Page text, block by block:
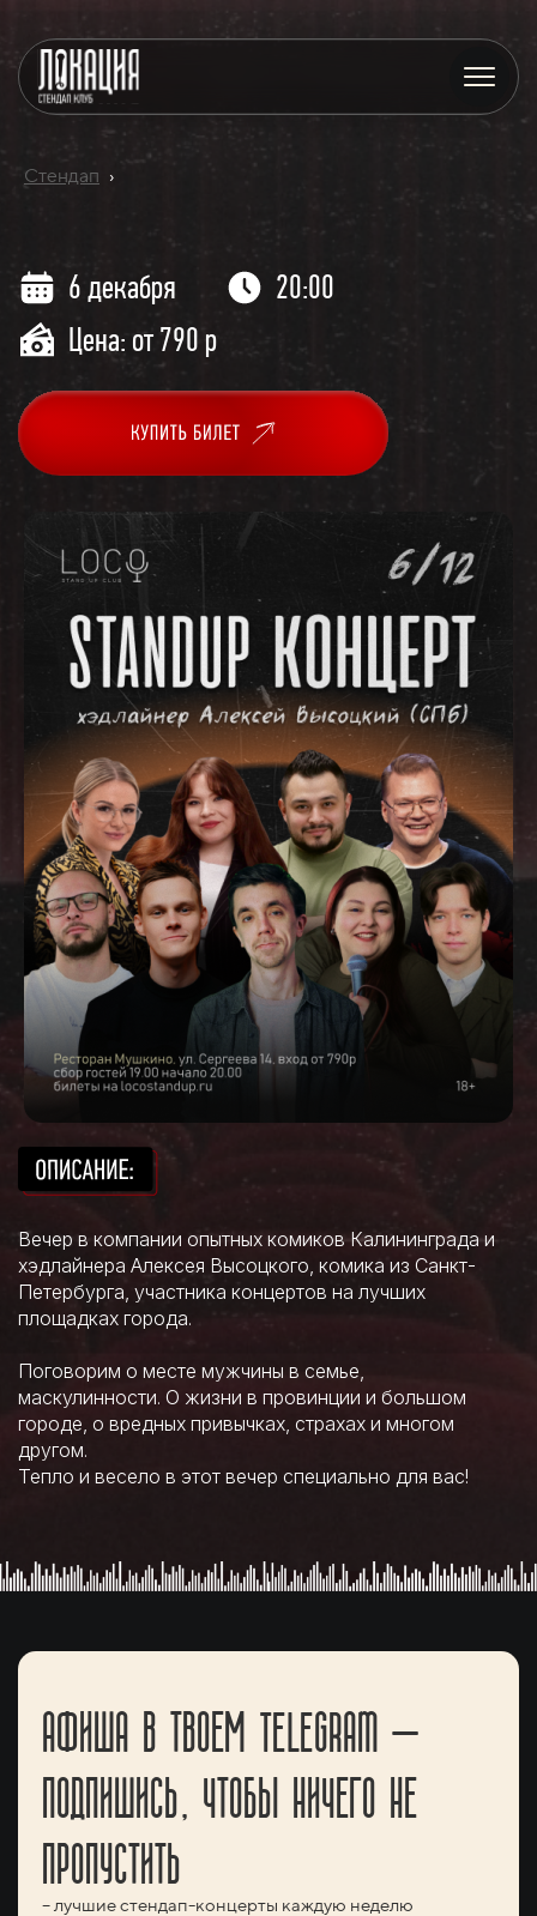
Стендап ›
6 декабря
20:00
Цена: от 790 р
Вечер в компании опытных комиков Калининграда и
хэдлайнера Алексея Высоцкого, комика из Санкт-
Петербурга, участника концертов на лучших
площадках города.
Поговорим о месте мужчины в семье,
маскулинности. О жизни в провинции и большом
городе, о вредных привычках, страхах и многом
другом.
Тепло и весело в этот вечер специально для вас!
АФИША В ТВОЕМ TELEGRAM —
ПОДПИШИСЬ, ЧТОБЫ НИЧЕГО НЕ
ПРОПУСТИТЬ
– лучшие стендап-концерты каждую неделю